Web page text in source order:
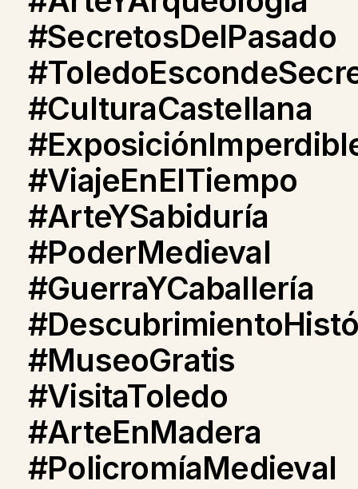
#SecretosDelPasado
#CulturaCastellana
#ViajeEnElTiempo
#ArteYSabiduría
#PoderMedieval
#GuerraYCaballería
#MuseoGratis
#VisitaToledo
#ArteEnMadera
#PolicromíaMedieval